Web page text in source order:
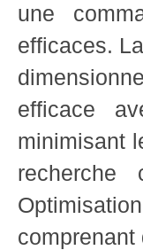
une
efficaces.
efficace
minimisant
recherche
comprenant